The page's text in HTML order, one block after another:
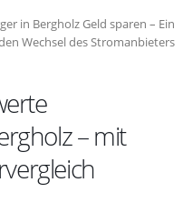
in Bergholz Geld sparen – Ein
Wechsel des Stromanbieters
– mit